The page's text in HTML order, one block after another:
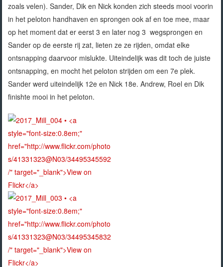
zoals velen). Sander, Dik en Nick konden zich steeds mooi voorin
in het peloton handhaven en sprongen ook af en toe mee, maar
op het moment dat er eerst 3 en later nog 3 wegsprongen en
Sander op de eerste rij zat, lieten ze ze rijden, omdat elke
ontsnapping daarvoor mislukte. Uiteindelijk was dit toch de juiste
ontsnapping, en mocht het peloton strijden om een 7e plek.
Sander werd uiteindelijk 12e en Nick 18e. Andrew, Roel en Dik
finishte mooi in het peloton.